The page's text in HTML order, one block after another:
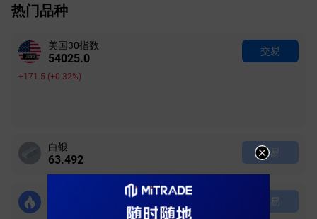
热门品种
美国30指数
54025.0
+171.5 (+0.32%)
交易
白银
63.492 交易
交易